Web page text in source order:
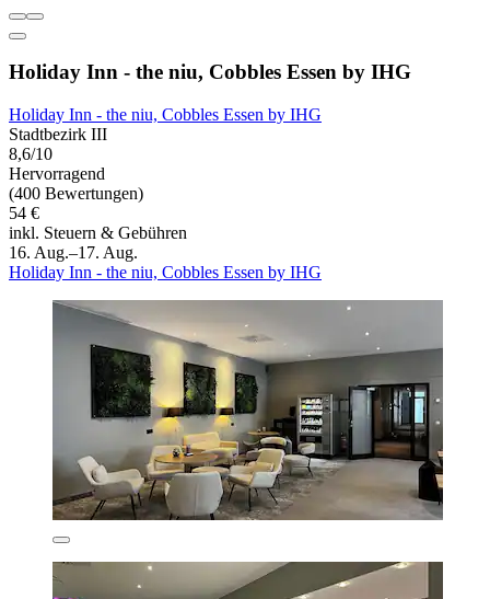
Holiday Inn - the niu, Cobbles Essen by IHG
Holiday Inn - the niu, Cobbles Essen by IHG
Stadtbezirk III
8,6/10
Hervorragend
(400 Bewertungen)
54 €
inkl. Steuern & Gebühren
16. Aug.–17. Aug.
Holiday Inn - the niu, Cobbles Essen by IHG